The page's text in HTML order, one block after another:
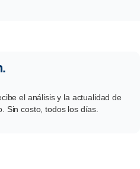
el análisis y la actualidad de
Sin costo, todos los días.